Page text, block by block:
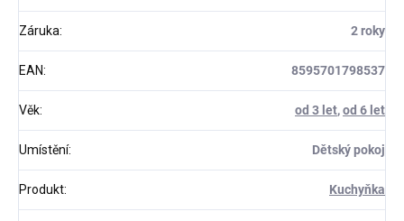
Záruka: 2 roky
EAN: 8595701798537
Věk: od 3 let,od 6 let
Umístění: Dětský pokoj
Produkt: Kuchyňka